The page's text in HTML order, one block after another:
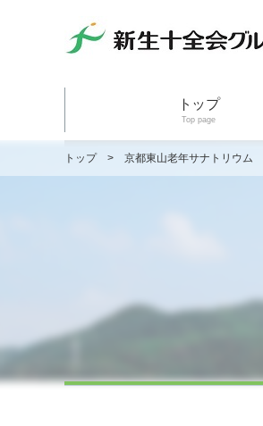
トップ
Top page
トップ > 京都東山老年サナトリウム